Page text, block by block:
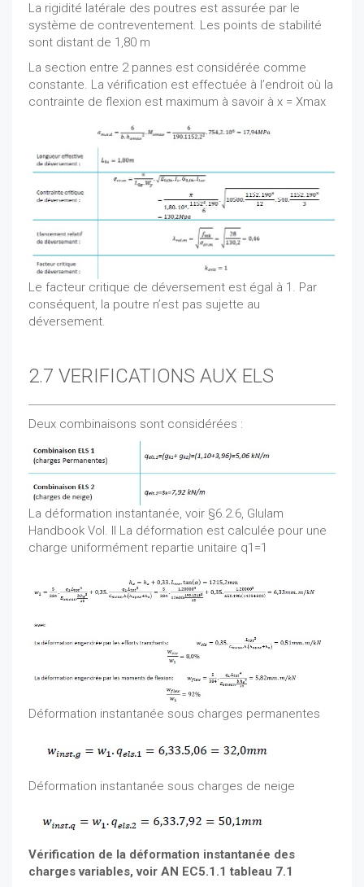
La rigidité latérale des poutres est assurée par le
système de contreventement. Les points de stabilité
sont distant de 1,80 m
La section entre 2 pannes est considérée comme
constante. La vérification est effectuée à l’endroit où la
contrainte de flexion est maximum à savoir à x = Xmax
Le facteur critique de déversement est égal à 1. Par
conséquent, la poutre n’est pas sujette au
déversement.
2.7 VERIFICATIONS AUX ELS
Deux combinaisons sont considérées :
La déformation instantanée, voir §6.2.6, Glulam
Handbook Vol. II La déformation est calculée pour une
charge uniformément repartie unitaire q1=1
Déformation instantanée sous charges permanentes
Déformation instantanée sous charges de neige
Vérification de la déformation instantanée des
charges variables, voir AN EC5.1.1 tableau 7.1